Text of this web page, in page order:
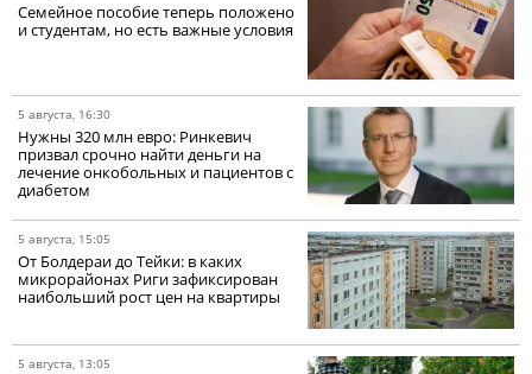
Семейное пособие теперь положено
и студентам, но есть важные условия
5 августа, 16:30
Нужны 320 млн евро: Ринкевич
призвал срочно найти деньги на
лечение онкобольных и пациентов с
диабетом
5 августа, 15:05
От Болдераи до Тейки: в каких
микрорайонах Риги зафиксирован
наибольший рост цен на квартиры
5 августа, 13:05